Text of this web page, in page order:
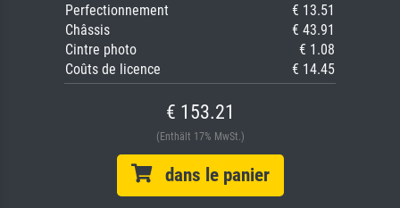
Perfectionnement
€ 13.51
Châssis
€ 43.91
Cintre photo
€ 1.08
Coûts de licence
€ 14.45
€ 153.21
(Enthält 17% MwSt.)
dans le panier